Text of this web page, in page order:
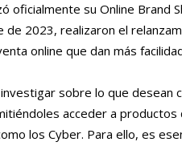
oficialmente su Online Brand
2023, realizaron el
online que dan más
sobre lo que desean
acceder a productos
los Cyber. Para ello, es